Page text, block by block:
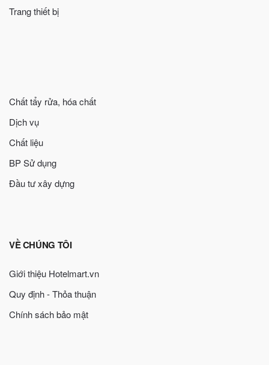
Trang thiết bị
Chất tẩy rửa, hóa chất
Dịch vụ
Chất liệu
BP Sử dụng
Đầu tư xây dựng
VỀ CHÚNG TÔI
Giới thiệu Hotelmart.vn
Quy định - Thỏa thuận
Chính sách bảo mật